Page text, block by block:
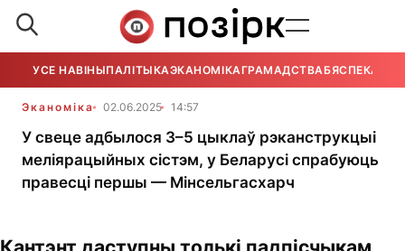
УСЕ НАВІНЫПАЛІТЫКАЭКАНОМІКАГРАМАДСТВАБЯСПЕКА
Эканоміка 02.06.2025 14:57
У свеце адбылося 3–5 цыклаў рэканструкцыі
меліярацыйных сістэм, у Беларусі спрабуюць
правесці першы — Мінсельгасхарч